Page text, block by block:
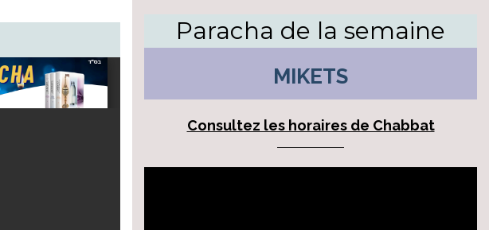
Paracha de la semaine
MIKETS
Consultez les horaires de Chabbat